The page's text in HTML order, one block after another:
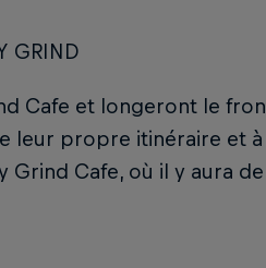
GRIND
Cafe et longeront le
leur propre itinéraire et
Cafe, où il y aura